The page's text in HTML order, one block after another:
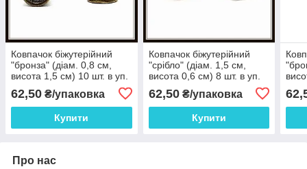
Ковпачок біжутерійний
"бронза" (діам. 0,8 см,
висота 1,5 см) 10 шт. в уп.
62,50 ₴/упаковка
Купити
Ковпачок біжутерійний
"срібло" (діам. 1,5 см,
висота 0,6 см) 8 шт. в уп.
62,50₴/упаковка
Купити
Про нас